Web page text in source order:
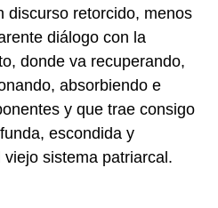
discurso retorcido, menos
diálogo con la
donde va recuperando,
absorbiendo e
y que trae consigo
escondida y
sistema patriarcal.